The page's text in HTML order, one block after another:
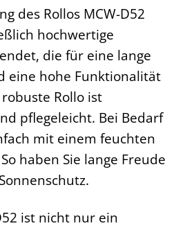
des Rollos MCW-D52
hochwertige
die für eine lange
eine hohe Funktionalität
Rollo ist
pflegeleicht. Bei Bedarf
mit einem feuchten
haben Sie lange Freude
ist nicht nur ein